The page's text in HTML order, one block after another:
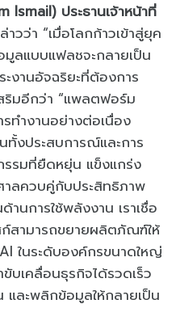
ประธานเจ้าหน้าที่
วว่า “เมื่อโลกก้าวเข้าสู่ยุค
มูลแบบแฟลชจะกลายเป็น
งานอัจฉริยะที่ต้องการ
ริมอีกว่า “แพลตฟอร์ม
ทำงานอย่างต่อเนื่อง
งประสบการณ์และการ
รมที่ยืดหยุ่น แข็งแกร่ง
าลควบคู่กับประสิทธิภาพ
นการใช้พลังงาน เราเชื่อ
ก์สามารถขยายผลิตภัณฑ์ให้
ในระดับองค์กรขนาดใหญ่
บเคลื่อนธุรกิจได้รวดเร็ว
ละพลิกข้อมูลให้กลายเป็น